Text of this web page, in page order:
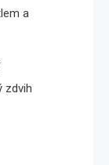
a
zdvih